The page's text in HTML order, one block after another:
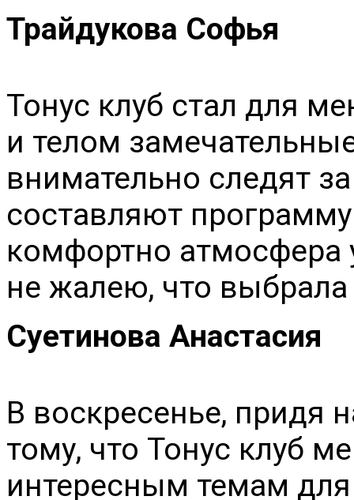
Трайдукова Софья
Тонус клуб стал для
и телом
внимательно следят
составляют
комфортно атмосфера
не жалею, что
Суетинова Анастасия
В воскресенье, придя
тому, что Тонус клуб
интересным темам